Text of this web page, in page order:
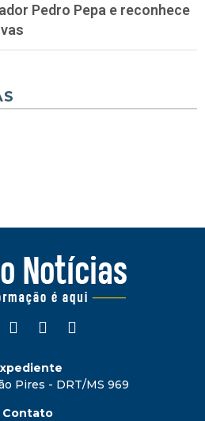
Pedro Pepa e reconhece
Pires - DRT/MS 969
Contato